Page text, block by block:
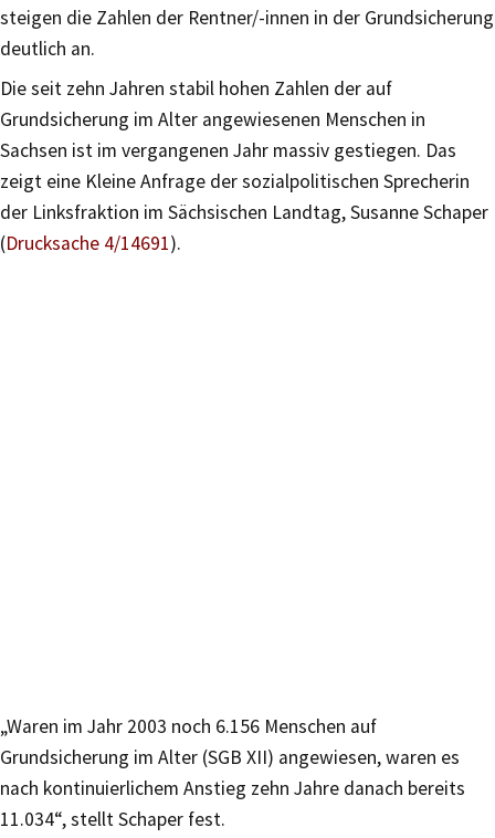
steigen die Zahlen der Rentner/-innen in der Grundsicherung
deutlich an.
Die seit zehn Jahren stabil hohen Zahlen der auf
Grundsicherung im Alter angewiesenen Menschen in
Sachsen ist im vergangenen Jahr massiv gestiegen. Das
zeigt eine Kleine Anfrage der sozialpolitischen Sprecherin
der Linksfraktion im Sächsischen Landtag, Susanne Schaper
(Drucksache 4/14691).
„Waren im Jahr 2003 noch 6.156 Menschen auf
Grundsicherung im Alter (SGB XII) angewiesen, waren es
nach kontinuierlichem Anstieg zehn Jahre danach bereits
11.034“, stellt Schaper fest.